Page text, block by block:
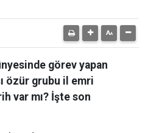
görev yapan
özür grubu il emri
var mı? İşte son